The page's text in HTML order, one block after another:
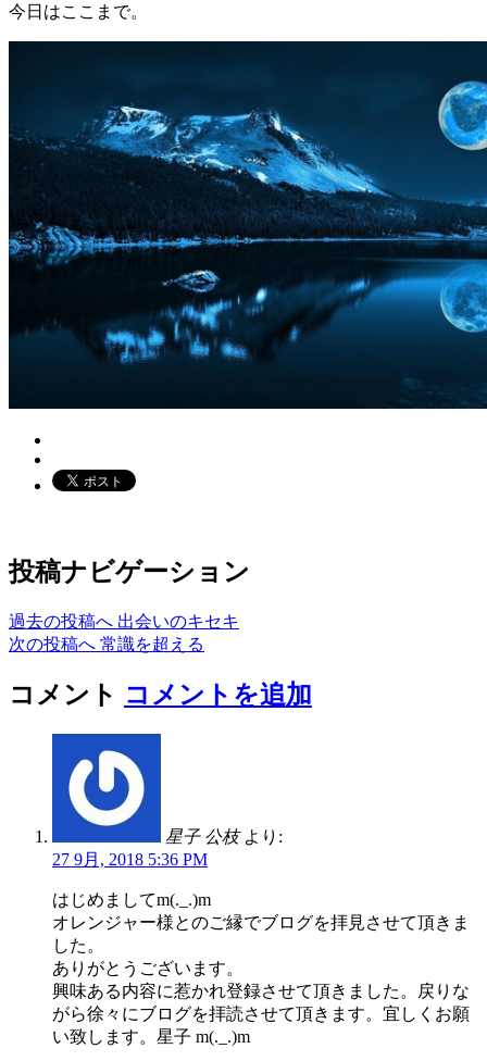
今日はここまで。
投稿ナビゲーション
過去の投稿へ 出会いのキセキ
次の投稿へ 常識を超える
コメント コメントを追加
星子 公枝 より:
27 9月, 2018 5:36 PM
はじめましてm(._.)m
オレンジャー様とのご縁でブログを拝見させて頂きま
した。
ありがとうございます。
興味ある内容に惹かれ登録させて頂きました。戻りな
がら徐々にブログを拝読させて頂きます。宜しくお願
い致します。星子 m(._.)m